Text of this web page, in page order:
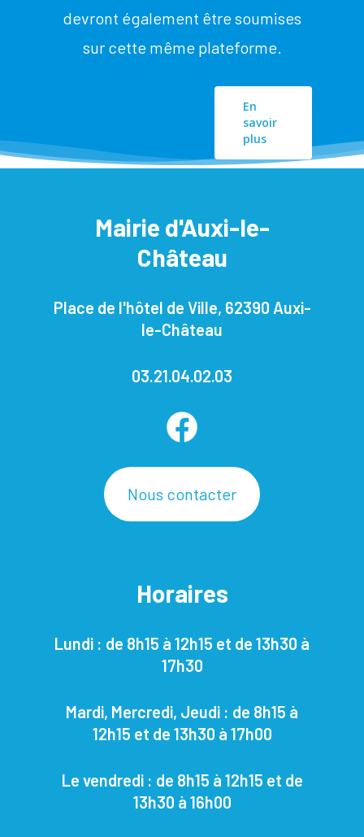
devront également être soumises
sur cette même plateforme.
En
savoir
plus
Mairie d'Auxi-le-
Château
Place de l'hôtel de Ville, 62390 Auxi-
le-Château
03.21.04.02.03
Nous contacter
Horaires
Lundi : de 8h15 à 12h15 et de 13h30 à
17h30
Mardi, Mercredi, Jeudi : de 8h15 à
12h15 et de 13h30 à 17h00
Le vendredi : de 8h15 à 12h15 et de
13h30 à 16h00